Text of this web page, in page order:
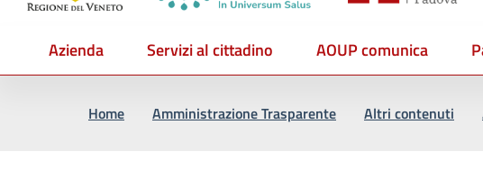
Azienda Servizi al cittadino AOUP comunica
Home Amministrazione Trasparente Altri contenuti